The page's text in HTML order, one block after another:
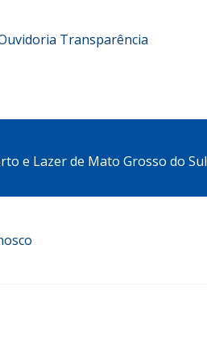
Transparência
e Lazer de Mato Grosso do Sul